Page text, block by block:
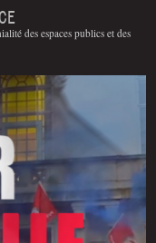
des espaces publics et des